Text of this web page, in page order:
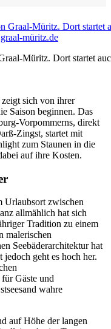
Müritz. Dort startet
zeigt sich von ihrer
Saison beginnen. Das
Vorpommerns, direkt
Zingst, startet mit
zum Staunen in die
auf ihre Kosten.
Urlaubsort zwischen
allmählich hat sich
Tradition zu einem
malerischen
Seebäderarchitektur hat
jedoch geht es hoch her.
Gäste und
wahre
auf Höhe der langen